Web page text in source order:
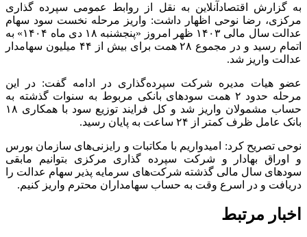
به گزارش اقتصادآنلاین به نقل از روابط عمومی سپرده گذاری
مرکزی، رضا نوحی اظهار داشت: واریز مرحله نخست سود سهام
عدالت سال مالی ۱۴۰۳ ظهر امروز «پنجشنبه ۱۸ دی ماه ۱۴۰۴» به
اتمام رسید و در مجموع ۲۸ همت برای بیش از ۴۴ میلیون سهامدار
عدالت واریز شد.
عضو هیات مدیره شرکت سپرده‌گذاری در ادامه گفت: در این
مرحله حدود ۲ همت سود‌های بانکی مربوط به سنوات گذشته به
حساب مشمولان واریز شد و کل فرایند توزیع سود با همکاری ۱۸
بانک عامل ظرف کمتر از ۲۴ ساعت به پایان رسید.
نوحی تصریح کرد: امیدواریم با مکاتبات و رایزنی‌های سازمان بورس
و اوراق بهادار و شرکت سپرده گذاری مرکزی بتوانیم مابقی
سود‌های سال مالی گذشته شرکت‌های سرمایه پذیر سهام عدالت را
دریافت و در اسرع وقت به حساب سهامداران محترم واریز کنیم.
اخبار مرتبط